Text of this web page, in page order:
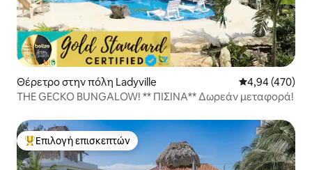
Θέρετρο στην πόλη Ladyville Μέση
4,94 (470)
THE GECKO BUNGALOW! ** ΠΙΣΙΝΑ** Δωρεάν μεταφορά!
Κορυφαία επιλογή επισκεπτών
Επιλογή επισκεπτών